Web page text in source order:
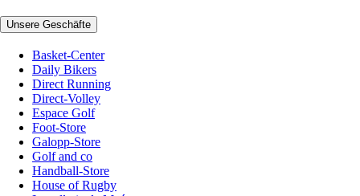
Unsere Geschäfte
Basket-Center
Daily Bikers
Direct Running
Direct-Volley
Espace Golf
Foot-Store
Galopp-Store
Golf and co
Handball-Store
House of Rugby